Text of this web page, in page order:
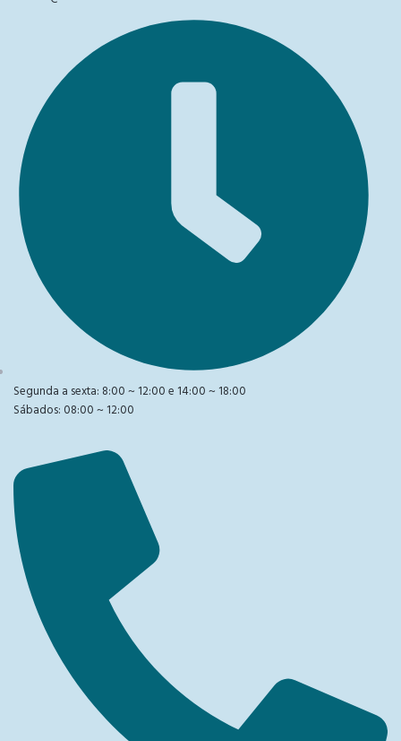
Segunda a sexta: 8:00 ~ 12:00 e 14:00 ~ 18:00
Sábados: 08:00 ~ 12:00